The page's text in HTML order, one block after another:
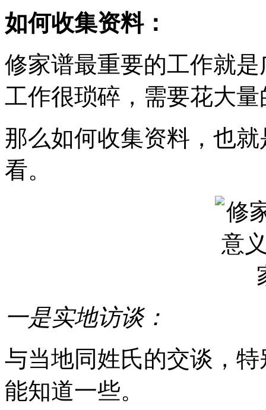
如何收集资料：
修家谱最重要的工作就
工作很琐碎，需要花大
那么如何收集资料，也
看。
一是实地访谈：
与当地同姓氏的交谈，
能知道一些。